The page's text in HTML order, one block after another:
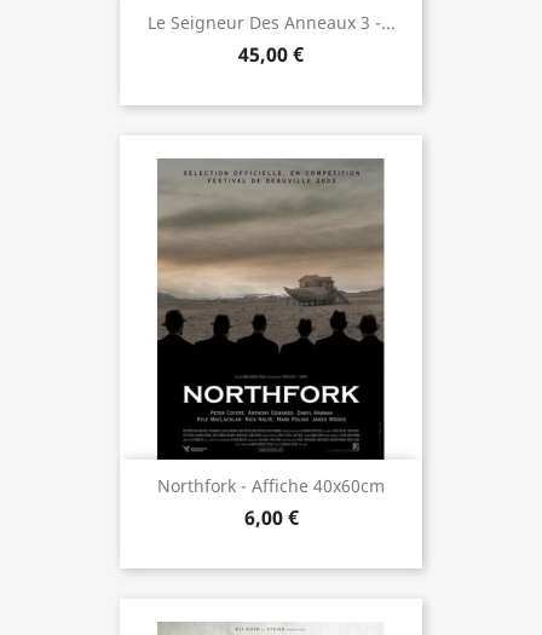
Le Seigneur Des Anneaux 3 -...
45,00 €
Northfork - Affiche 40x60cm
6,00 €